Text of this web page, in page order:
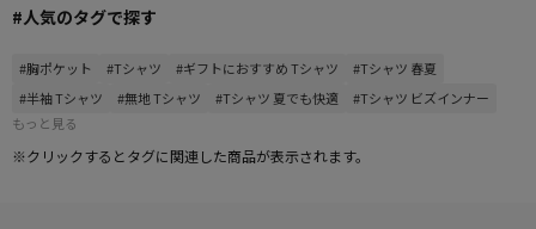
#人気のタグで探す
#胸ポケット #Tシャツ #ギフトにおすすめ Tシャツ
#Tシャツ 春夏
#半袖 Tシャツ
#無地 Tシャツ #Tシャツ 夏でも快適
#Tシャツ ビズインナー
もっと見る
※クリックするとタグに関連した商品が表示されます。